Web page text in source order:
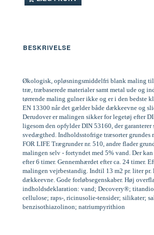
BESKRIVELSE
Økologisk, opløsningsmiddelfri blank maling til
træ, træbaserede materialer samt metal ude og
tørrende maling gulner ikke og er i den bedste
EN 13300 når det gælder både dækkeevne og
Derudover er malingen sikker for legetøj efter
ligesom den opfylder DIN 53160, der garanterer
svedægthed. Indholdsstofrige træsorter grundes
FOR LIFE Trægrunder nr. 510, andre flader
malingen selv - fortyndet med 5% vand. Der kan
efter 6 timer. Gennemhærdet efter ca. 24 timer.
malingen vejrbestandig. Indtil 13 m2 pr. liter pr.
dækkeevne. Gode forløbsegenskaber. Høj
indholdsdeklaration: vand; Decovery®;
cellulose; raps-, ricinusolie-tensider; silikater;
benzisothiazolinon; natriumpyrithion